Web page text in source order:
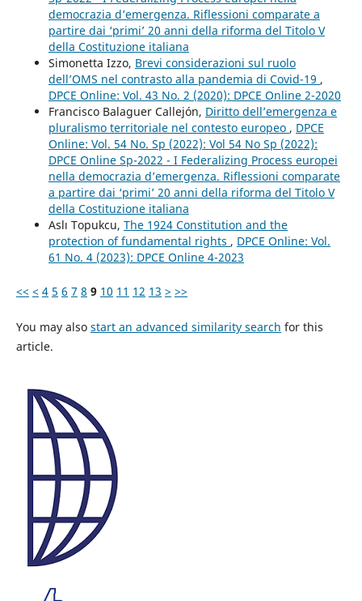
democrazia d’emergenza. Riflessioni comparate a
partire dai ‘primi’ 20 anni della riforma del Titolo V
della Costituzione italiana
Simonetta Izzo, Brevi considerazioni sul ruolo
dell’OMS nel contrasto alla pandemia di Covid-19 ,
DPCE Online: Vol. 43 No. 2 (2020): DPCE Online 2-2020
Francisco Balaguer Callejón, Diritto dell’emergenza e
pluralismo territoriale nel contesto europeo , DPCE
Online: Vol. 54 No. Sp (2022): Vol 54 No Sp (2022):
DPCE Online Sp-2022 - I Federalizing Process europei
nella democrazia d’emergenza. Riflessioni comparate
a partire dai ‘primi’ 20 anni della riforma del Titolo V
della Costituzione italiana
Aslı Topukcu, The 1924 Constitution and the
protection of fundamental rights , DPCE Online: Vol.
61 No. 4 (2023): DPCE Online 4-2023
<< < 4 5 6 7 8 9 10 11 12 13 > >>
You may also start an advanced similarity search for this
article.